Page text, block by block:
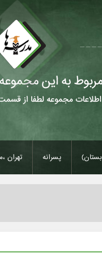
پسرانه تهران ،منطقه